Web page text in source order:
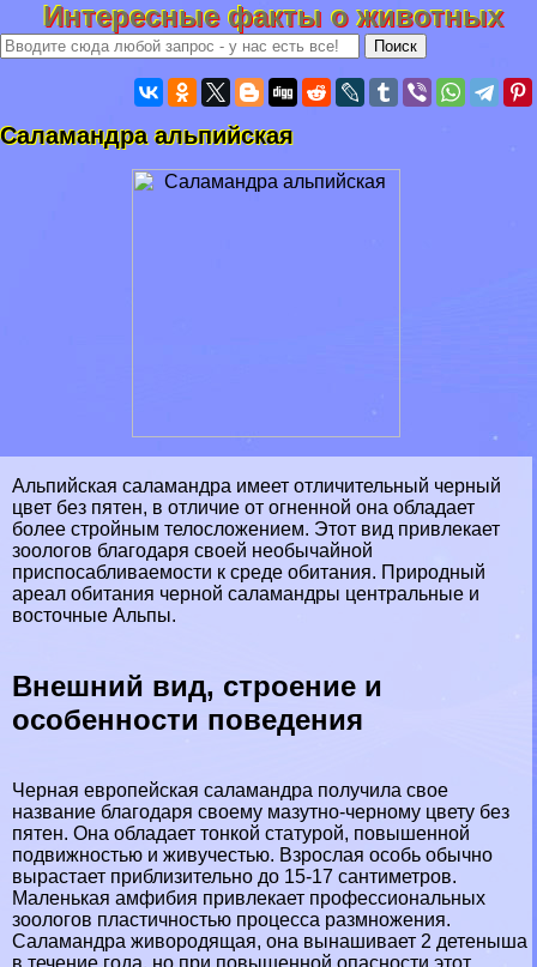
Интересные факты о животных
Саламaндра альпийская
Альпийская саламaндра имеет отличительный черный
цвет без пятен, в отличие от огненной она обладает
более стройным телосложением. Этот вид привлекает
зоологов благодаря своей необычайной
приспосабливаемости к среде обитания. Природный
ареал обитания черной саламaндры центральные и
восточные Альпы.
Внешний вид, строение и
особенности поведения
Черная европейская саламaндра получила свое
название благодаря своему мазутно-черному цвету без
пятен. Она обладает тонкой статурой, повышенной
подвижностью и живучестью. Взрослая особь обычно
вырастает приблизительно до 15-17 сантиметров.
Маленькая амфибия привлекает профессиональных
зоологов пластичностью процесса размножения.
Саламaндра живородящая, она вынашивает 2 детеныша